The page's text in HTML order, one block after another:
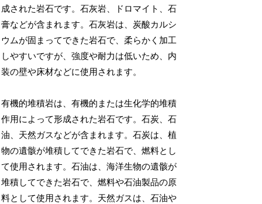
成された岩石です。石灰岩、ドロマイト、石
膏などが含まれます。石灰岩は、炭酸カルシ
ウムが固まってできた岩石で、柔らかく加工
しやすいですが、強度や耐力は低いため、内
装の壁や床材などに使用されます。
有機的堆積岩は、有機的または生化学的堆積
作用によって形成された岩石です。石炭、石
油、天然ガスなどが含まれます。石炭は、植
物の遺骸が堆積してできた岩石で、燃料とし
て使用されます。石油は、海洋生物の遺骸が
堆積してできた岩石で、燃料や石油製品の原
料として使用されます。天然ガスは、石油や